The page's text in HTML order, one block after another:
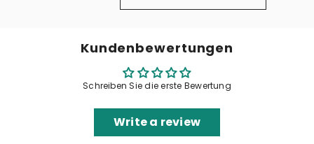
Kundenbewertungen
Schreiben Sie die erste Bewertung
Write a review